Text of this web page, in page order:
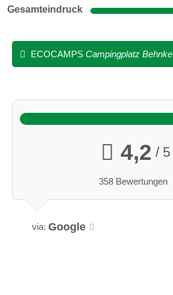
Gesamteindruck
ECOCAMPS Campingplatz Behnke
4,2 / 5
358 Bewertungen
via: Google